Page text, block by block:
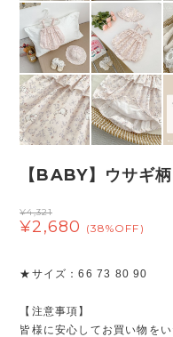
【BABY】ウサギ
¥4,321
¥2,680 (38%OFF)
★サイズ：66 73 80 90
【注意事項】
皆様に安心してお買い物を